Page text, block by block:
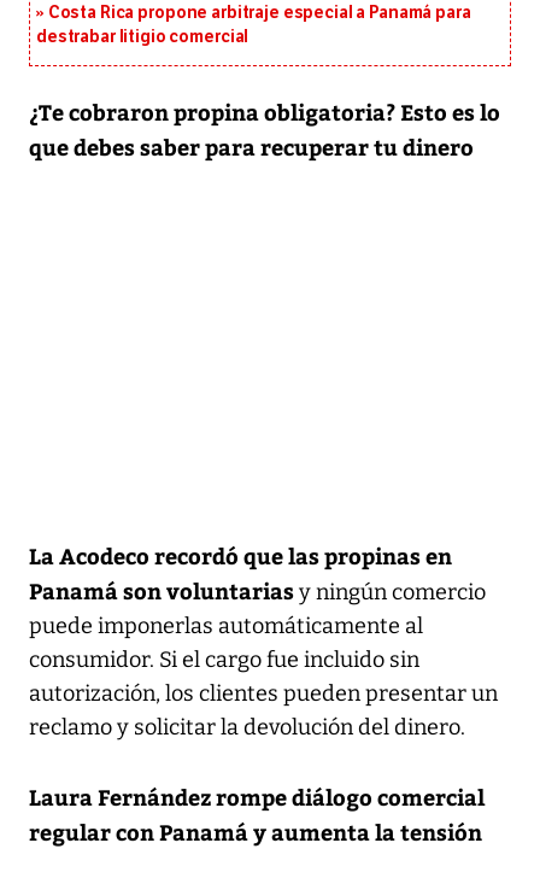
Costa Rica propone arbitraje especial a Panamá para
destrabar litigio comercial
¿Te cobraron propina obligatoria? Esto es lo
que debes saber para recuperar tu dinero
La Acodeco recordó que las propinas en
Panamá son voluntariasy ningún comercio
puede imponerlas automáticamente al
consumidor. Si el cargo fue incluido sin
autorización, los clientes pueden presentar un
reclamo y solicitar la devolución del dinero.
Laura Fernández rompe diálogo comercial
regular con Panamá y aumenta la tensión